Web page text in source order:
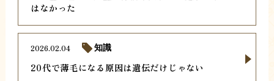
はなかった
20代で薄毛になる原因は遺伝だけじゃない
2026.02.04 知識